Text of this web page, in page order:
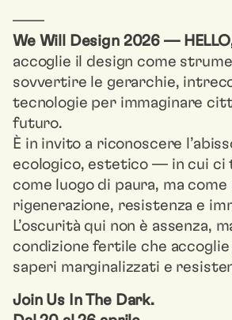
––––
We Will Design 2026 —
accoglie il design come
sovvertire le gerarchie,
tecnologie per immaginare
futuro.
È in invito a riconoscere
ecologico, estetico — in cui ci
come luogo di paura, ma come
rigenerazione, resistenza e
L’oscurità qui non è assenza,
condizione fertile che
saperi marginalizzati e
Join Us In The Dark.